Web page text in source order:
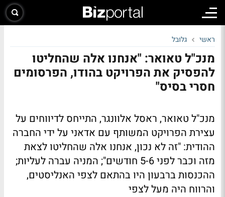
ראשי גלובל
מנכ"ל טאואר: "אנחנו אלה שהחליטו
להפסיק את הפרויקט בהודו, הפרסומים
חסרי בסיס"
מנכ"ל טאואר, ראסל אלוונגר, התייחס לדיווחים על
עצירת הפרויקט המשותף עם אדאני על ידי החברה
ההודית: "זה לא נכון, אנחנו אלה שהחליטו לצאת
מזה וכבר לפני 5-6 חודשים"; המניה עברה לעליות;
ההכנסות ברבעון היו בהתאם לצפי האנליסטים,
והרווח היה מעל לצפי